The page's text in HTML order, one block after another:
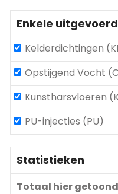
Enkele
Kelderdichtingen
Opstijgend Vocht
Kunstharsvloeren
PU-injecties (PU)
Statistieken
Totaal hier getoond